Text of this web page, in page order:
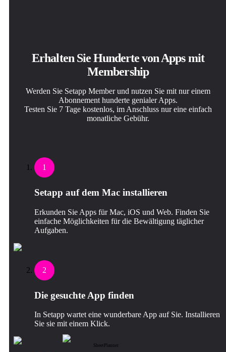
Erhalten Sie Hunderte von Apps mit
Membership
Werden Sie Setapp Member und nutzen Sie mit nur einem
Abonnement hunderte genialer Apps.
Testen Sie 7 Tage kostenlos, im Anschluss nur eine einfach
monatliche Gebühr.
1
Setapp auf dem Mac installieren
Erkunden Sie Apps für Mac, iOS und Web. Finden Sie
einfache Möglichkeiten für die Bewältigung täglicher
Aufgaben.
2
Die gesuchte App finden
In Setapp wartet eine wunderbare App auf Sie. Installieren
Sie sie mit einem Klick.
SheetPlanner